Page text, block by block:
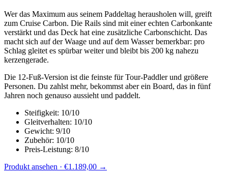
Wer das Maximum aus seinem Paddeltag herausholen will, greift
zum Cruise Carbon. Die Rails sind mit einer echten Carbonkante
verstärkt und das Deck hat eine zusätzliche Carbonschicht. Das
macht sich auf der Waage und auf dem Wasser bemerkbar: pro
Schlag gleitet es spürbar weiter und bleibt bis 200 kg nahezu
kerzengerade.
Die 12-Fuß-Version ist die feinste für Tour-Paddler und größere
Personen. Du zahlst mehr, bekommst aber ein Board, das in fünf
Jahren noch genauso aussieht und paddelt.
Steifigkeit: 10/10
Gleitverhalten: 10/10
Gewicht: 9/10
Zubehör: 10/10
Preis-Leistung: 8/10
Produkt ansehen · €1.189,00 →